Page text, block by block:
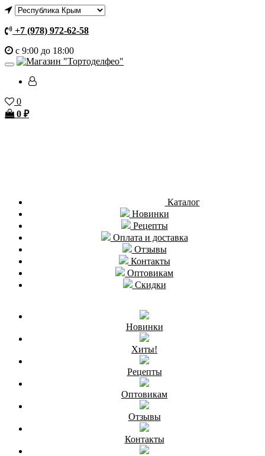
+7 (978) 972-62-58
с 9:00 до 18:00
0
0 ₽
Каталог
Новинки
Рецепты
Оплата и доставка
Отзывы
Контакты
Оптовикам
Скидки
Новинки
Хиты!
Рецепты
Оптовикам
Отзывы
Контакты